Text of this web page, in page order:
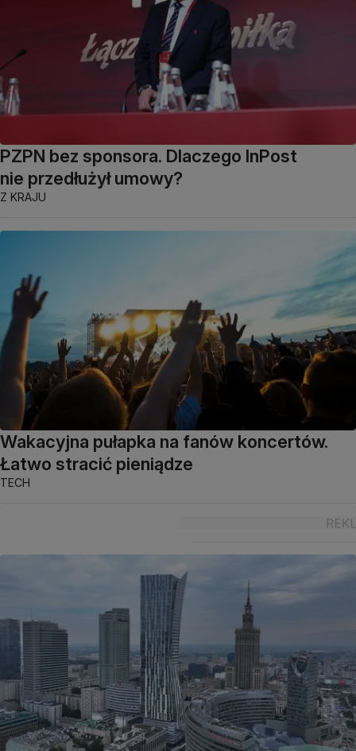
PZPN bez sponsora. Dlaczego InPost
nie przedłużył umowy?
Z KRAJU
Wakacyjna pułapka na fanów koncertów.
Łatwo stracić pieniądze
TECH